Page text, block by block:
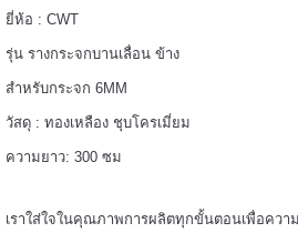
ยี่ห้อ : CWT
รุ่น รางกระจกบานเลื่อน ข้าง
สำหรับกระจก 6MM
วัสดุ : ทองเหลือง ชุบโครเมี่ยม
ความยาว: 300 ซม
เราใส่ใจในคุณภาพการผลิตทุกขั้นตอนเพื่อควา